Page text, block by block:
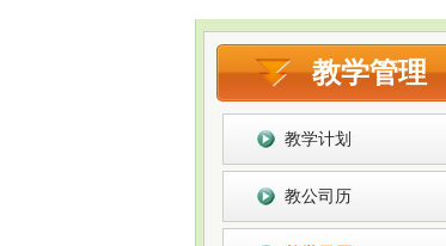
教学管理
教学计划
教公司历